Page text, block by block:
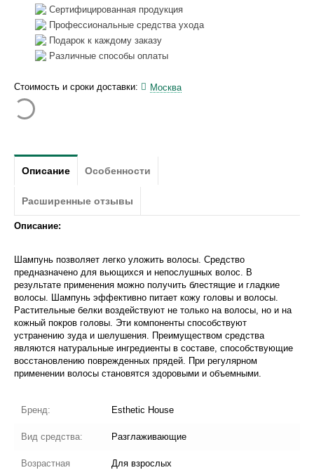
Сертифицированная продукция
Профессиональные средства ухода
Подарок к каждому заказу
Различные способы оплаты
Стоимость и сроки доставки: Москва
Описание Особенности
Расширенные отзывы
Описание:
Шампунь позволяет легко уложить волосы. Средство
предназначено для вьющихся и непослушных волос. В
результате применения можно получить блестящие и гладкие
волосы. Шампунь эффективно питает кожу головы и волосы.
Растительные белки воздействуют не только на волосы, но и на
кожный покров головы. Эти компоненты способствуют
устранению зуда и шелушения. Преимуществом средства
являются натуральные ингредиенты в составе, способствующие
восстановлению поврежденных прядей. При регулярном
применении волосы становятся здоровыми и объемными.
Бренд: Esthetic House
Вид средства: Разглаживающие
Возрастная
Для взрослых